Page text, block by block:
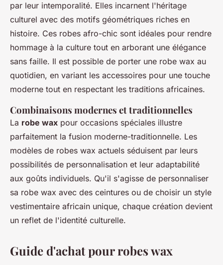
par leur intemporalité. Elles incarnent l'héritage
culturel avec des motifs géométriques riches en
histoire. Ces robes afro-chic sont idéales pour rendre
hommage à la culture tout en arborant une élégance
sans faille. Il est possible de porter une robe wax au
quotidien, en variant les accessoires pour une touche
moderne tout en respectant les traditions africaines.
Combinaisons modernes et traditionnelles
La robe wax pour occasions spéciales illustre
parfaitement la fusion moderne-traditionnelle. Les
modèles de robes wax actuels séduisent par leurs
possibilités de personnalisation et leur adaptabilité
aux goûts individuels. Qu'il s'agisse de personnaliser
sa robe wax avec des ceintures ou de choisir un style
vestimentaire africain unique, chaque création devient
un reflet de l'identité culturelle.
Guide d'achat pour robes wax